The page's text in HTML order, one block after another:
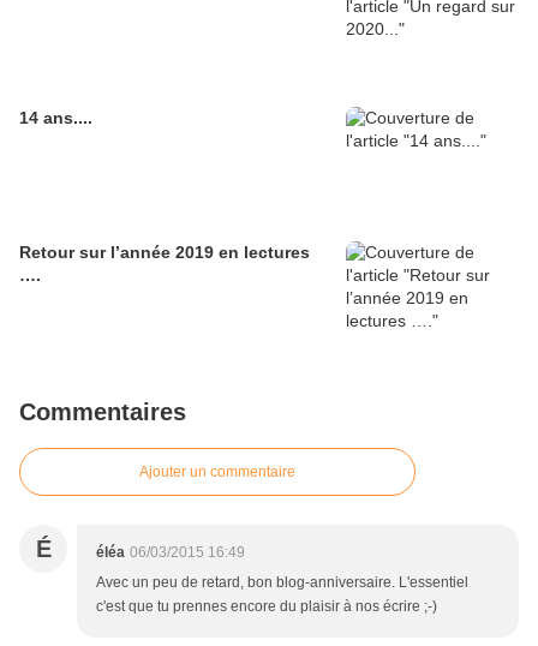
14 ans....
Retour sur l’année 2019 en lectures
….
Commentaires
Ajouter un commentaire
É éléa 06/03/2015 16:49
Avec un peu de retard, bon blog-anniversaire. L'essentiel
c'est que tu prennes encore du plaisir à nos écrire ;-)